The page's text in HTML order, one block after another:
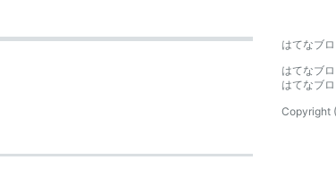
はてなブ
はてなブ
はてなブ
Copyright